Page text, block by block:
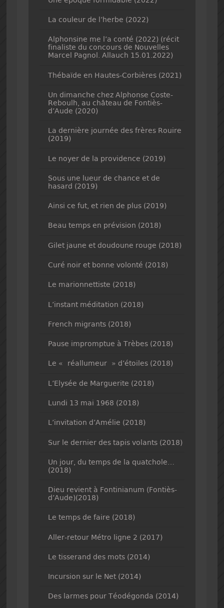
La couleur de l’herbe (2022)
Alphonsine me l’a conté (2022) (récit
finaliste du concours de Nouvelles
Marcel Pagnol. Allauch 15.01.2022)
Thébaïde en Hautes-Corbières (2021)
Un dimanche chez Alphonse Coste-
Reboulh, au château de Fontiès-
d’Aude (2020)
La dernière journée des frères Rouire
(2019)
Le noyer de la providence (2019)
Sous une lueur de chance et de
hasard (2019)
Ainsi ce fut, et rien de plus (2019)
Beau temps en prévision (2018)
Gilet jaune et doudoune rouge (2018)
Curé noir et bonne volonté (2018)
Le marionnettiste (2018)
L’instant méditation (2018)
French migrants (2018)
Pause impromptue à Trèbes (2018)
Le « réallumeur » d’étoiles (2018)
L’Elysée de Marguerite (2018)
Lundi 13 mai 1968 (2018)
L’invitation d’Amélie (2018)
Sur le dernier des tapis volants (2018)
Un jour, du temps de la quatchole…
(2018)
Dieu revient à Fontinianum (Fontiès-
d’Aude)(2018)
Le temps de faire (2018)
Aller-retour Métro ligne 2 (2017)
Le tisserand des mots (2014)
Incursion sur le Net (2014)
Des larmes pour Téodégonda (2014)